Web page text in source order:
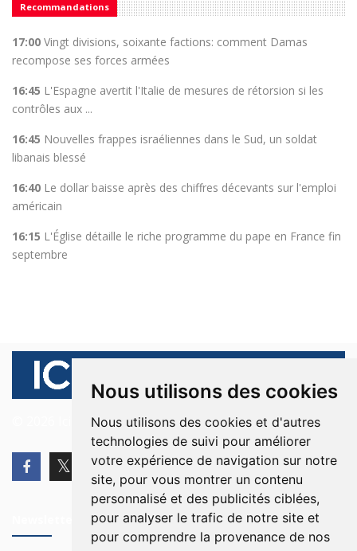
Nous utilisons des cookies
Nous utilisons des cookies et d'autres
technologies de suivi pour améliorer
votre expérience de navigation sur notre
site, pour vous montrer un contenu
personnalisé et des publicités ciblées,
pour analyser le trafic de notre site et
pour comprendre la provenance de nos
Recommandations
17:00 Vingt divisions, soixante factions: comment Damas
recompose ses forces armées
16:45 L'Espagne avertit l'Italie de mesures de rétorsion si les
contrôles aux ...
16:45 Nouvelles frappes israéliennes dans le Sud, un soldat
libanais blessé
16:40 Le dollar baisse après des chiffres décevants sur l'emploi
américain
16:15 L'Église détaille le riche programme du pape en France fin
septembre
© 2026 Ici Beyrouth. Tous les droits sont réservés.